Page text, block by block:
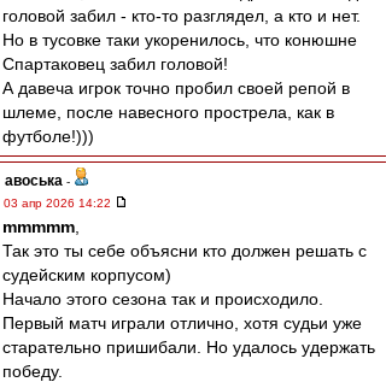
головой забил - кто-то разглядел, а кто и нет.
Но в тусовке таки укоренилось, что конюшне
Спартаковец забил головой!
А давеча игрок точно пробил своей репой в
шлеме, после навесного прострела, как в
футболе!)))
авоська -
03 апр 2026 14:22
mmmmm
Так это ты себе объясни кто должен решать с
судейским корпусом)
Начало этого сезона так и происходило.
Первый матч играли отлично, хотя судьи уже
старательно пришибали. Но удалось удержать
победу.